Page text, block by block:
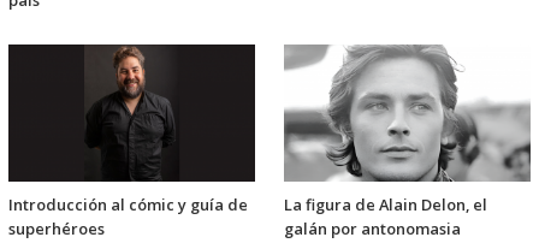
Introducción al cómic y guía de
superhéroes
La figura de Alain Delon, el
galán por antonomasia